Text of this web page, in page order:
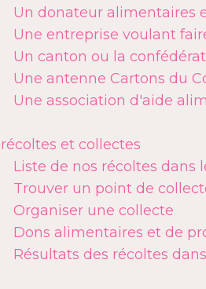
Un donateur alimentaires
Une entreprise voulant
Un canton ou la
Une antenne Cartons du
Une association d'aide
récoltes et collectes
Liste de nos récoltes dans
Trouver un point de
Organiser une collecte
Dons alimentaires et de
Résultats des récoltes